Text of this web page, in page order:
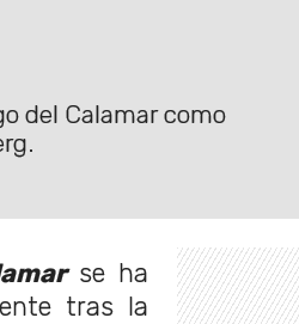
del Calamar como
se ha
tras la